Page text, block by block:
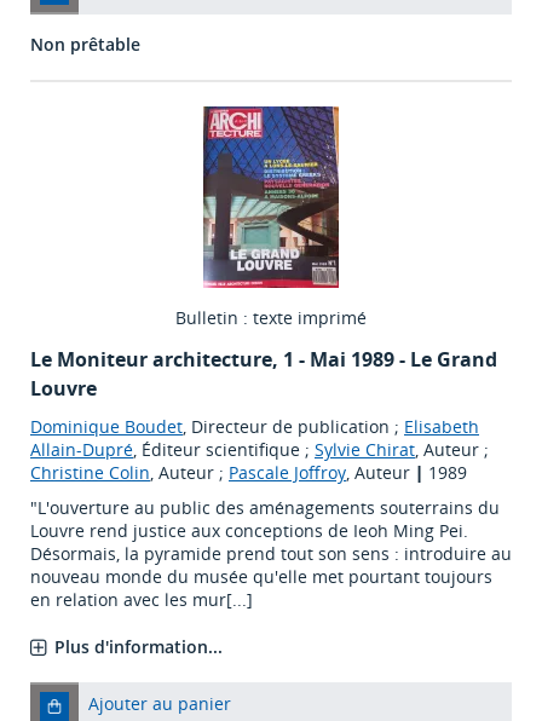
Non prêtable
Bulletin : texte imprimé
Le Moniteur architecture, 1 - Mai 1989 - Le Grand
Louvre
Dominique Boudet, Directeur de publication ; Elisabeth
Allain-Dupré, Éditeur scientifique ; Sylvie Chirat, Auteur ;
Christine Colin, Auteur ; Pascale Joffroy, Auteur | 1989
"L'ouverture au public des aménagements souterrains du
Louvre rend justice aux conceptions de Ieoh Ming Pei.
Désormais, la pyramide prend tout son sens : introduire au
nouveau monde du musée qu'elle met pourtant toujours
en relation avec les mur[...]
Plus d'information...
Ajouter au panier